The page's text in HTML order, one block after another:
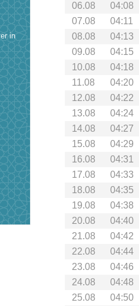
in
06.08
04:08
07.08
04:11
08.08
04:13
09.08
04:15
10.08
04:18
11.08
04:20
12.08
04:22
13.08
04:24
14.08
04:27
15.08
04:29
16.08
04:31
17.08
04:33
18.08
04:35
19.08
04:38
20.08
04:40
21.08
04:42
22.08
04:44
23.08
04:46
24.08
04:48
25.08
04:50